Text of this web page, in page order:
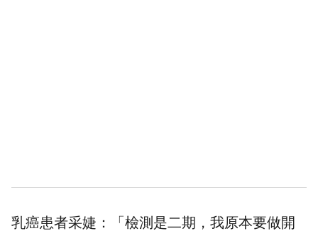
乳癌患者采婕：「檢測是二期，我原本要做開